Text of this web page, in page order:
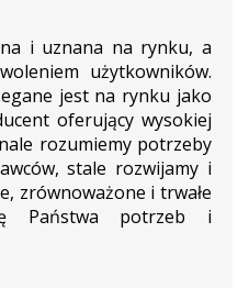
i uznana na rynku, a
użytkowników.
jest na rynku jako
oferujący wysokiej
rozumiemy potrzeby
stale rozwijamy i
zrównoważone i trwałe
Państwa potrzeb i